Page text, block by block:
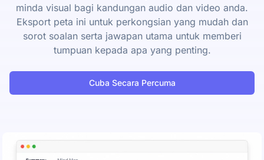
minda visual bagi kandungan audio dan video anda.
Eksport peta ini untuk perkongsian yang mudah dan
sorot soalan serta jawapan utama untuk memberi
tumpuan kepada apa yang penting.
Cuba Secara Percuma